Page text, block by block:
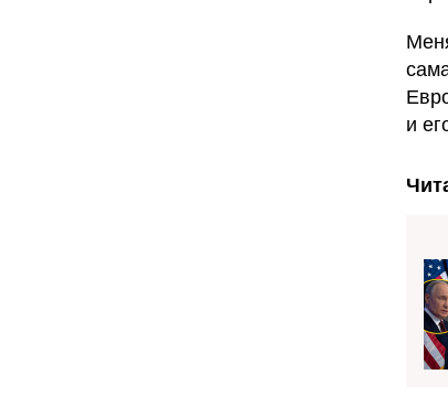
и